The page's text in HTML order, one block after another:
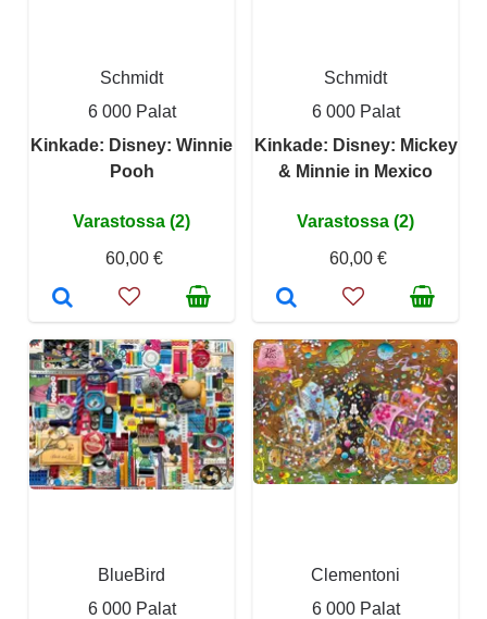
Schmidt
6 000 Palat
Kinkade: Disney: Winnie
Pooh
Varastossa (2)
60,00 €
Schmidt
6 000 Palat
Kinkade: Disney: Mickey
& Minnie in Mexico
Varastossa (2)
60,00 €
BlueBird
6 000 Palat
Clementoni
6 000 Palat